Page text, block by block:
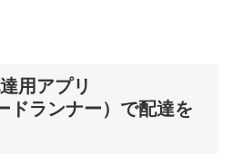
用アプリ
ドランナー）で配達を